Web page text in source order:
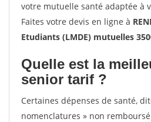
votre mutuelle santé adaptée à
Faites votre devis en ligne à
Etudiants (LMDE) mutuelles
Quelle est la
senior tarif ?
Certaines dépenses de santé,
nomenclatures » non